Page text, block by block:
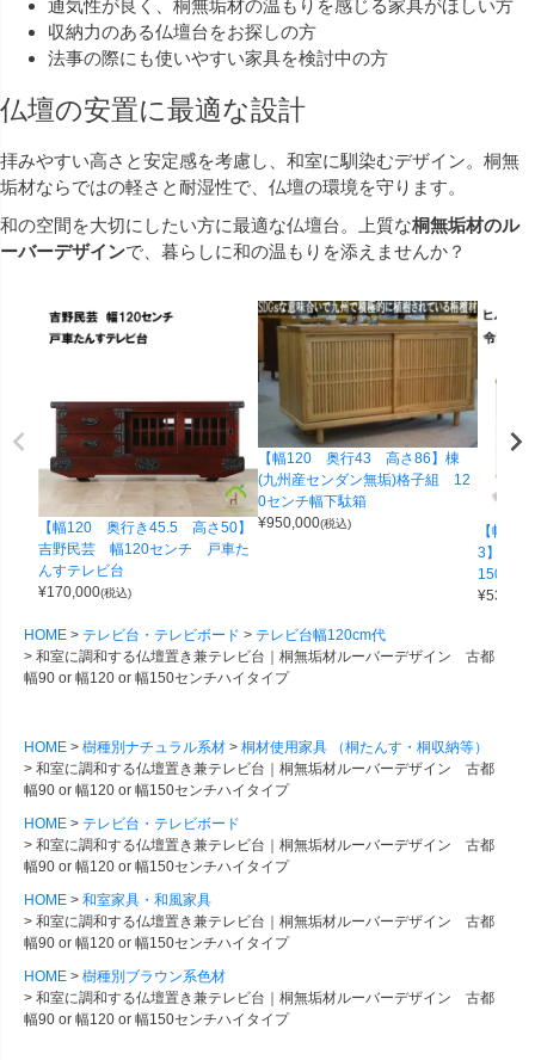
通気性が良く、桐無垢材の温もりを感じる家具がほしい方
収納力のある仏壇台をお探しの方
法事の際にも使いやすい家具を検討中の方
仏壇の安置に最適な設計
拝みやすい高さと安定感を考慮し、和室に馴染むデザイン。桐無
垢材ならではの軽さと耐湿性で、仏壇の環境を守ります。
和の空間を大切にしたい方に最適な仏壇台。上質な桐無垢材のル
ーバーデザインで、暮らしに和の温もりを添えませんか？
【幅120 奥行き45.5 高さ50】
吉野民芸 幅120センチ 戸車た
んすテレビ台
¥170,000(税込)
【幅120 奥行43 高さ86】棟
(九州産センダン無垢)格子組 12
0センチ幅下駄箱
¥950,000(税込)
【幅
3】ヒ
150セン
¥
HOME テレビ台・テレビボード
テレビ台幅120cm代
和室に調和する仏壇置き兼テレビ台｜桐無垢材ルーバーデザイン 古都
幅90 or 幅120 or 幅150センチハイタイプ
HOME 樹種別ナチュラル系材
桐材使用家具 （桐たんす・桐収納等）
和室に調和する仏壇置き兼テレビ台｜桐無垢材ルーバーデザイン 古都
幅90 or 幅120 or 幅150センチハイタイプ
HOME
テレビ台・テレビボード
和室に調和する仏壇置き兼テレビ台｜桐無垢材ルーバーデザイン 古都
幅90 or 幅120 or 幅150センチハイタイプ
HOME
和室家具・和風家具
和室に調和する仏壇置き兼テレビ台｜桐無垢材ルーバーデザイン 古都
幅90 or 幅120 or 幅150センチハイタイプ
HOME
樹種別ブラウン系色材
和室に調和する仏壇置き兼テレビ台｜桐無垢材ルーバーデザイン 古都
幅90 or 幅120 or 幅150センチハイタイプ